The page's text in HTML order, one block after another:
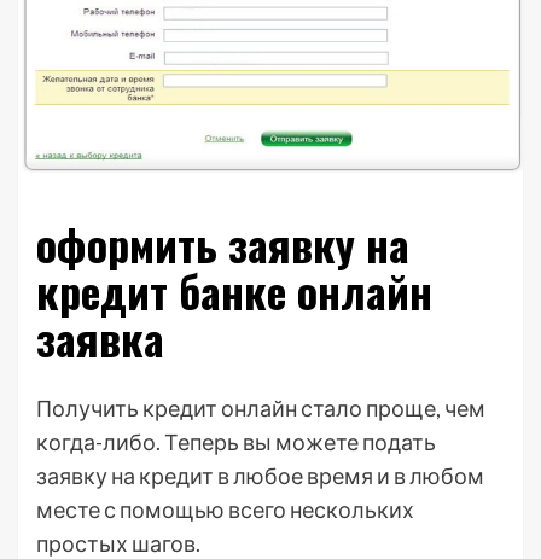
оформить заявку на
кредит банке онлайн
заявка
Получить кредит онлайн стало проще, чем
когда-либо. Теперь вы можете подать
заявку на кредит в любое время и в любом
месте с помощью всего нескольких
простых шагов.